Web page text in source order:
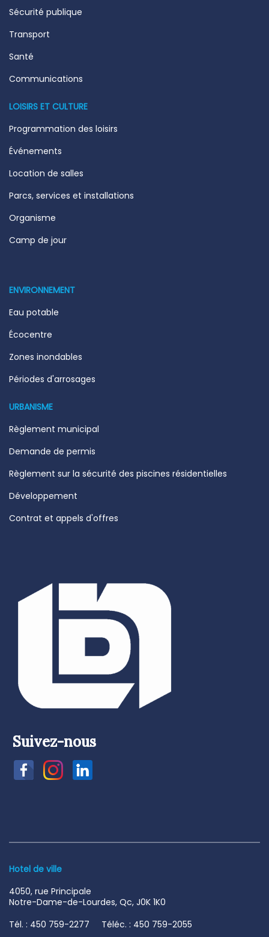
Sécurité publique
Transport
Santé
Communications
LOISIRS ET CULTURE
Programmation des loisirs
Événements
Location de salles
Parcs, services et installations
Organisme
Camp de jour
ENVIRONNEMENT
Eau potable
Écocentre
Zones inondables
Périodes d'arrosages
URBANISME
Règlement municipal
Demande de permis
Règlement sur la sécurité des piscines résidentielles
Développement
Contrat et appels d'offres
Suivez-nous
Hotel de ville
4050, rue Principale
Notre-Dame-de-Lourdes, Qc, J0K 1K0
Tél. : 450 759-2277 Téléc. : 450 759-2055